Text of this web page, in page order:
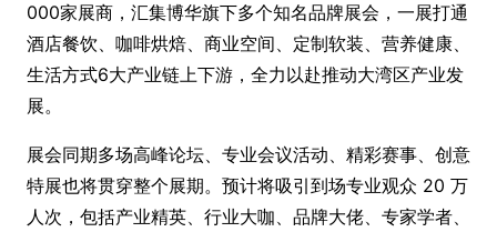
000家展商，汇集博华旗下多个知名品牌展会，一展打通
酒店餐饮、咖啡烘焙、商业空间、定制软装、营养健康、
生活方式6大产业链上下游，全力以赴推动大湾区产业发
展。
展会同期多场高峰论坛、专业会议活动、精彩赛事、创意
特展也将贯穿整个展期。预计将吸引到场专业观众 20 万
人次，包括产业精英、行业大咖、品牌大佬、专家学者、